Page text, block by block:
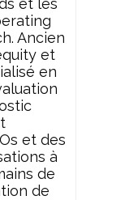
Ancien
et
en
et des
à
de
de